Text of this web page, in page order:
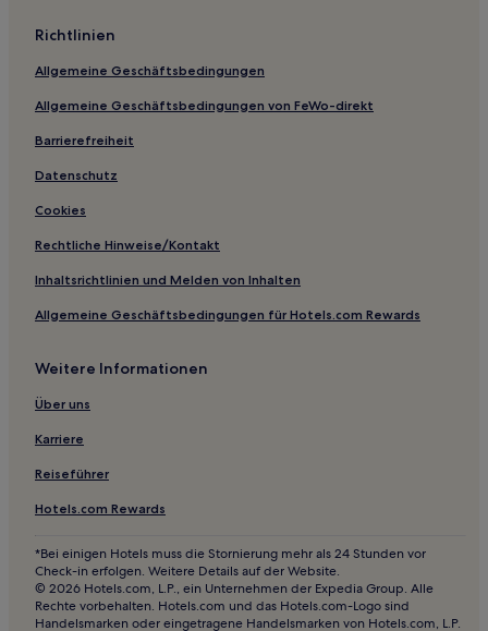
Hotels nahe Snow View Point
Hotels nahe Bahnhof Haridwar
Hotels nahe Vashishta Gufa
Hotels nahe Tehri Staudamm
Hotels nahe Dwarahat Village
Deema Range Hotels
Chamba Hotels
Hotels nahe Dhikala Forest Rest House
Uttarakhand: Hotels
Duggada Hotels
Hotels nahe Valley of Flowers National Park
Hotels nahe Har Ki Pauri
The Mall Road: Hotels
Dhikuli Hotels
Dehradun Hotels
Hotels nahe Kedarnath-Tempel
Naukuchiatal Hotels
Richtlinien
Allgemeine Geschäftsbedingungen
Allgemeine Geschäftsbedingungen von FeWo-direkt
Barrierefreiheit
Datenschutz
Cookies
Rechtliche Hinweise/Kontakt
Inhaltsrichtlinien und Melden von Inhalten
Allgemeine Geschäftsbedingungen für Hotels.com Rewards
Weitere Informationen
Über uns
Karriere
Reiseführer
Hotels.com Rewards
*Bei einigen Hotels muss die Stornierung mehr als 24 Stunden vor
Check-in erfolgen. Weitere Details auf der Website.
© 2026 Hotels.com, L.P., ein Unternehmen der Expedia Group. Alle
Rechte vorbehalten. Hotels.com und das Hotels.com-Logo sind
Handelsmarken oder eingetragene Handelsmarken von Hotels.com, L.P.